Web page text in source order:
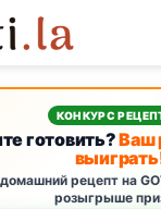
КОНКУРС
готовить?Ваш
рецепт на
розыгрыше